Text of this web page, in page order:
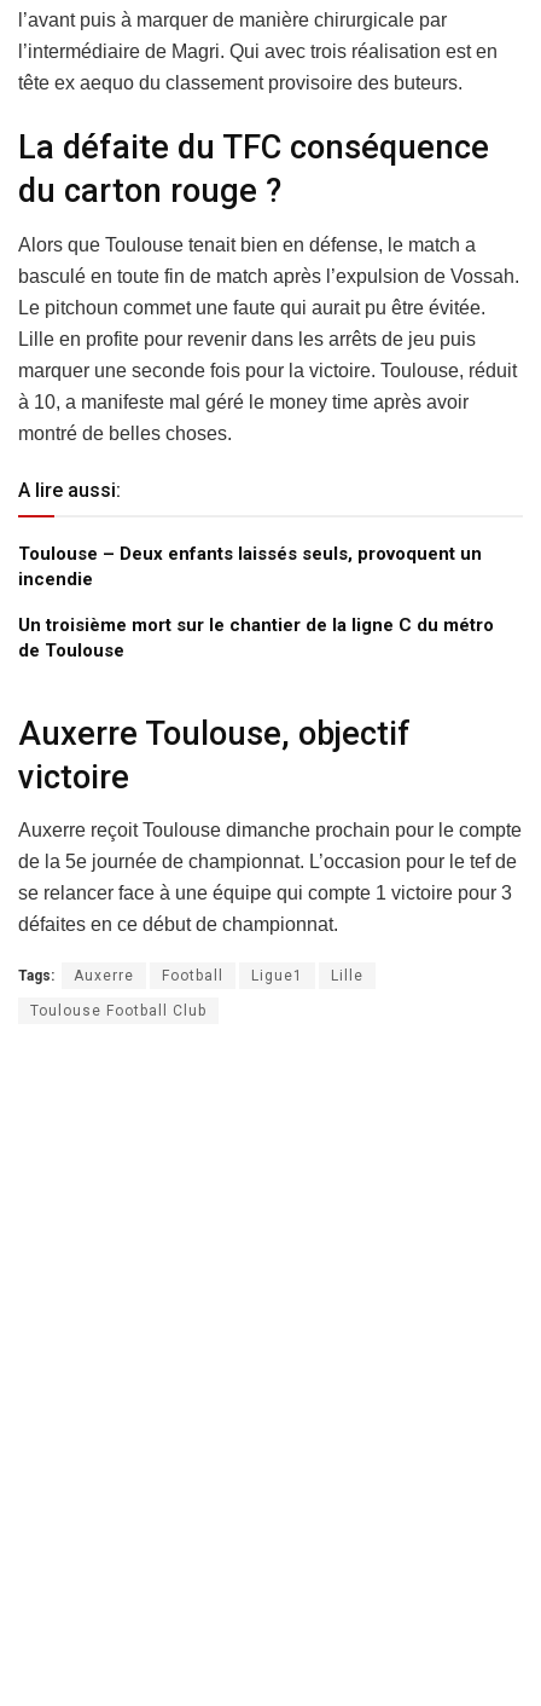
l’avant puis à marquer de manière chirurgicale par
l’intermédiaire de Magri. Qui avec trois réalisation est en
tête ex aequo du classement provisoire des buteurs.
La défaite du TFC conséquence
du carton rouge ?
Alors que Toulouse tenait bien en défense, le match a
basculé en toute fin de match après l’expulsion de Vossah.
Le pitchoun commet une faute qui aurait pu être évitée.
Lille en profite pour revenir dans les arrêts de jeu puis
marquer une seconde fois pour la victoire. Toulouse, réduit
à 10, a manifeste mal géré le money time après avoir
montré de belles choses.
A lire aussi:
Toulouse – Deux enfants laissés seuls, provoquent un
incendie
Un troisième mort sur le chantier de la ligne C du métro
de Toulouse
Auxerre Toulouse, objectif
victoire
Auxerre reçoit Toulouse dimanche prochain pour le compte
de la 5e journée de championnat. L’occasion pour le tef de
se relancer face à une équipe qui compte 1 victoire pour 3
défaites en ce début de championnat.
Tags: Auxerre Football Ligue1 Lille
Toulouse Football Club